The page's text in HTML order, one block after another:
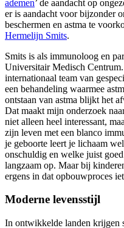
ademen’ de aandacht op
er is aandacht voor bijzonder
beschermen en astma te
Hermelijn Smits.
Smits is als immunoloog en
Universitair Medisch
internationaal team van
een behandeling waarmee
ontstaan van astma blijkt het
Dat maakt mijn onderzoek
niet alleen heel interessant,
zijn leven met een blanco
je geboorte leert je lichaam
onschuldig en welke juist
langzaam op. Maar bij
ergens in dat opbouwproces
Moderne levensstijl
In ontwikkelde landen krijgen